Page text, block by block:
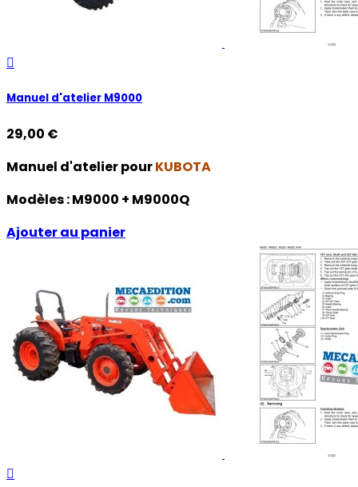

Manuel d'atelier M9000
29,00 €
Manuel d'atelier pourKUBOTA
Modèles :M9000 + M9000Q
Ajouter au panier
